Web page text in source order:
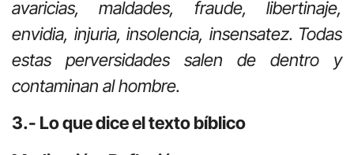
avaricias, maldades, fraude, libertinaje,
envidia, injuria, insolencia, insensatez. Todas
estas perversidades salen de dentro y
contaminan al hombre.
3.- Lo que dice el texto bíblico